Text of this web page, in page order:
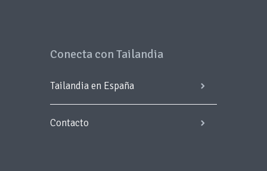
Conecta con Tailandia
Tailandia en España
Contacto